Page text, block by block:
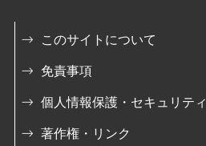
このサイトについて
免責事項
個人情報保護・セキュリティ
著作権・リンク